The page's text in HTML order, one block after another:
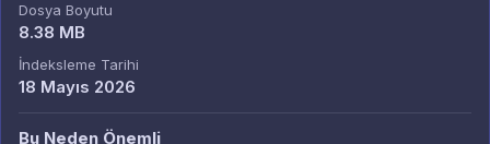
Dosya Boyutu
8.38 MB
İndeksleme Tarihi
18 Mayıs 2026
Bu Neden Önemli